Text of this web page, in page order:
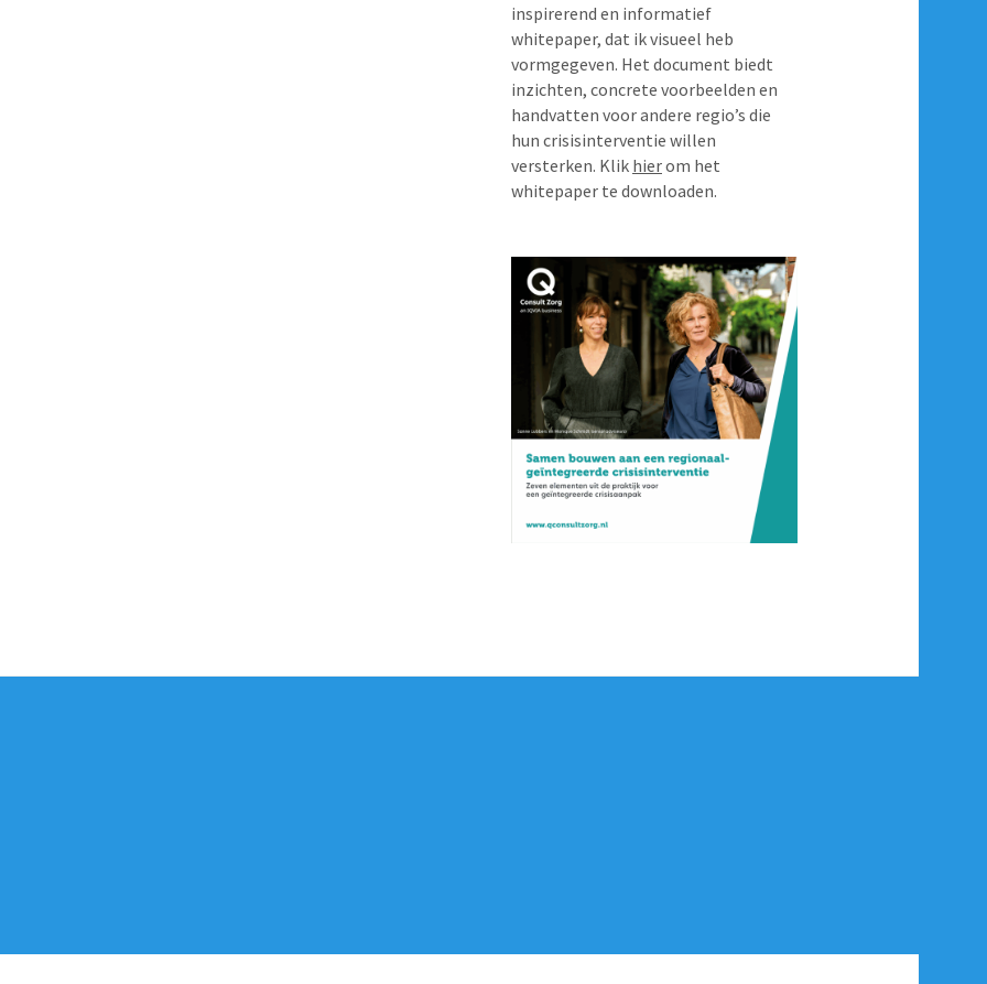
inspirerend en informatief
whitepaper, dat ik visueel heb
vormgegeven. Het document biedt
inzichten, concrete voorbeelden en
handvatten voor andere regio’s die
hun crisisinterventie willen
versterken. Klik hierom het
whitepaper te downloaden.